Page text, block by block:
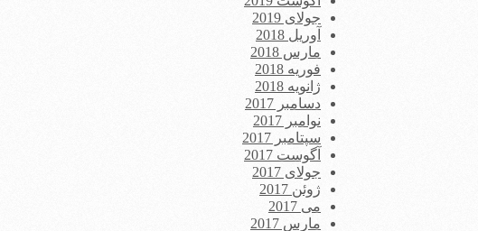
جولای 2019
آوریل 2018
مارس 2018
فوریه 2018
ژانویه 2018
دسامبر 2017
نوامبر 2017
سپتامبر 2017
آگوست 2017
جولای 2017
ژوئن 2017
می 2017
مارس 2017